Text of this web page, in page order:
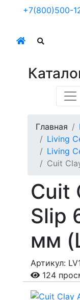
+7(800)500-
Главная
Living
Living
Cuit
Cuit
Slip
мм
Артикул:
124